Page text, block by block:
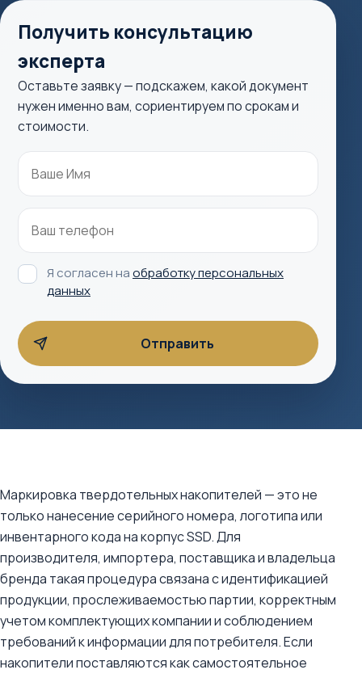
Получить консультацию
эксперта
Оставьте заявку — подскажем, какой документ
нужен именно вам, сориентируем по срокам и
стоимости.
Я согласен наобработку персональных
данных
Маркировка твердотельных накопителей — это не
только нанесение серийного номера, логотипа или
инвентарного кода на корпус SSD. Для
производителя, импортера, поставщика и владельца
бренда такая процедура связана с идентификацией
продукции, прослеживаемостью партии, корректным
учетом комплектующих компании и соблюдением
требований к информации для потребителя. Если
накопители поставляются как самостоятельное